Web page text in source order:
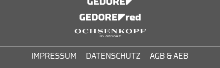
IMPRESSUM DATENSCHUTZ AGB & AEB